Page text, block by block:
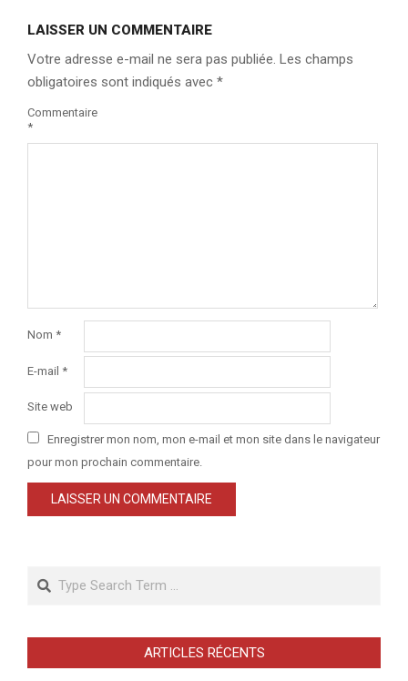
LAISSER UN COMMENTAIRE
Votre adresse e-mail ne sera pas publiée. Les champs
obligatoires sont indiqués avec *
Commentaire
*
Nom *
E-mail *
Site web
Enregistrer mon nom, mon e-mail et mon site dans le navigateur
pour mon prochain commentaire.
Search
ARTICLES RÉCENTS